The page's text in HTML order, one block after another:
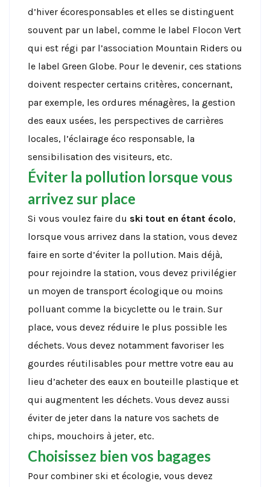
d’hiver écoresponsables et elles se distinguent
souvent par un label, comme le label Flocon Vert
qui est régi par l’association Mountain Riders ou
le label Green Globe. Pour le devenir, ces stations
doivent respecter certains critères, concernant,
par exemple, les ordures ménagères, la gestion
des eaux usées, les perspectives de carrières
locales, l’éclairage éco responsable, la
sensibilisation des visiteurs, etc.
Éviter la pollution lorsque vous
arrivez sur place
Si vous voulez faire du ski tout en étant écolo,
lorsque vous arrivez dans la station, vous devez
faire en sorte d’éviter la pollution. Mais déjà,
pour rejoindre la station, vous devez privilégier
un moyen de transport écologique ou moins
polluant comme la bicyclette ou le train. Sur
place, vous devez réduire le plus possible les
déchets. Vous devez notamment favoriser les
gourdes réutilisables pour mettre votre eau au
lieu d’acheter des eaux en bouteille plastique et
qui augmentent les déchets. Vous devez aussi
éviter de jeter dans la nature vos sachets de
chips, mouchoirs à jeter, etc.
Choisissez bien vos bagages
Pour combiner ski et écologie, vous devez